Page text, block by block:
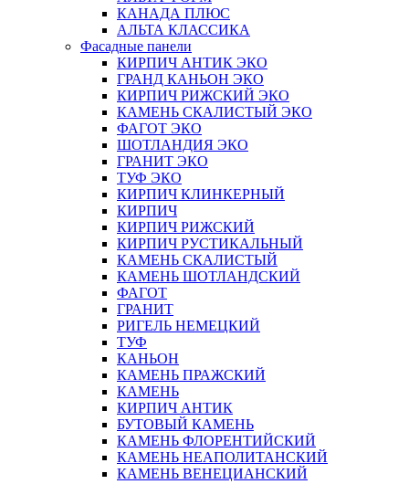
КАНАДА ПЛЮС
АЛЬТА КЛАССИКА
Фасадные панели
КИРПИЧ АНТИК ЭКО
ГРАНД КАНЬОН ЭКО
КИРПИЧ РИЖСКИЙ ЭКО
КАМЕНЬ СКАЛИСТЫЙ ЭКО
ФАГОТ ЭКО
ШОТЛАНДИЯ ЭКО
ГРАНИТ ЭКО
ТУФ ЭКО
КИРПИЧ КЛИНКЕРНЫЙ
КИРПИЧ
КИРПИЧ РИЖСКИЙ
КИРПИЧ РУСТИКАЛЬНЫЙ
КАМЕНЬ СКАЛИСТЫЙ
КАМЕНЬ ШОТЛАНДСКИЙ
ФАГОТ
ГРАНИТ
РИГЕЛЬ НЕМЕЦКИЙ
ТУФ
КАНЬОН
КАМЕНЬ ПРАЖСКИЙ
КАМЕНЬ
КИРПИЧ АНТИК
БУТОВЫЙ КАМЕНЬ
КАМЕНЬ ФЛОРЕНТИЙСКИЙ
КАМЕНЬ НЕАПОЛИТАНСКИЙ
КАМЕНЬ ВЕНЕЦИАНСКИЙ